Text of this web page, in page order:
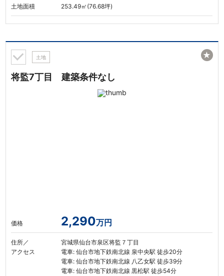
土地面積 253.49㎡(76.68坪)
土地
将監7丁目 建築条件なし
価格 2,290万円
住所／
アクセス
宮城県仙台市泉区将監７丁目
電車: 仙台市地下鉄南北線 泉中央駅 徒歩20分
電車: 仙台市地下鉄南北線 八乙女駅 徒歩39分
電車: 仙台市地下鉄南北線 黒松駅 徒歩54分
★